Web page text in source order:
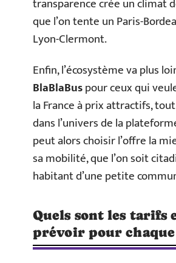
que l’on tente un Paris-
Lyon-Clermont.
Enfin, l’écosystème va plus
BlaBlaBuspour ceux qui
la France à prix attractifs,
dans l’univers de la
peut alors choisir l’offre la
sa mobilité, que l’on soit
habitant d’une petite
Quels sont les tarifs
prévoir pour